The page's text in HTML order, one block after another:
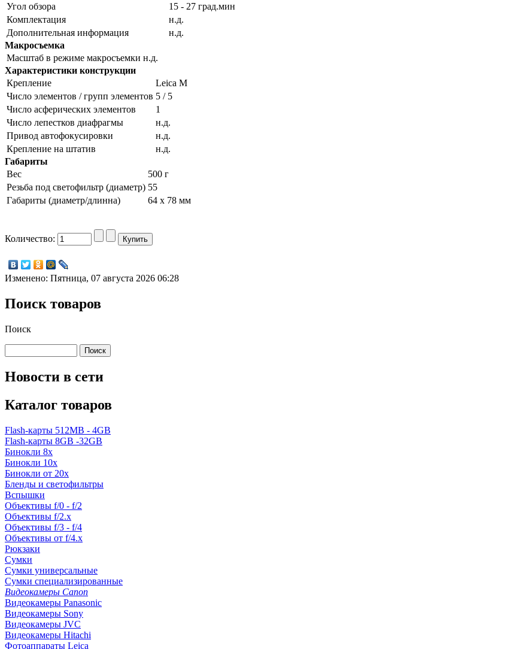
Угол обзора
15 - 27 град.мин
Комплектация
н.д.
Дополнительная информация
н.д.
Макросъемка
Масштаб в режиме макросъемки н.д.
Характеристики конструкции
Крепление
Leica M
Число элементов / групп элементов 5 / 5
Число асферических элементов
1
Число лепестков диафрагмы
н.д.
Привод автофокусировки
н.д.
Крепление на штатив
н.д.
Габариты
Вес
500 г
Резьба под светофильтр (диаметр) 55
Габариты (диаметр/длинна)
64 x 78 мм
Количество:
Изменено: Пятница, 07 августа 2026 06:28
Поиск товаров
Поиск
Новости в сети
Каталог товаров
Flash-карты 512MB - 4GB
Flash-карты 8GB -32GB
Бинокли 8x
Бинокли 10x
Бинокли от 20x
Бленды и светофильтры
Вспышки
Объективы f/0 - f/2
Объективы f/2.x
Объективы f/3 - f/4
Объективы от f/4.x
Рюкзаки
Сумки
Сумки универсальные
Сумки специализированные
Видеокамеры Canon
Видеокамеры Panasonic
Видеокамеры Sony
Видеокамеры JVC
Видеокамеры Hitachi
Фотоаппараты Leica